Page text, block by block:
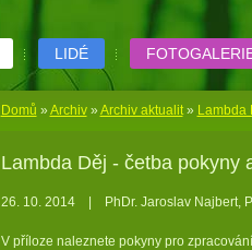
LIDÉ
Domů » Archiv» Archiv aktualit» Lambda
Lambda Děj - četba pokyny
26. 10. 2014 PhDr. Jaroslav Najbert,
V příloze naleznete pokyny pro